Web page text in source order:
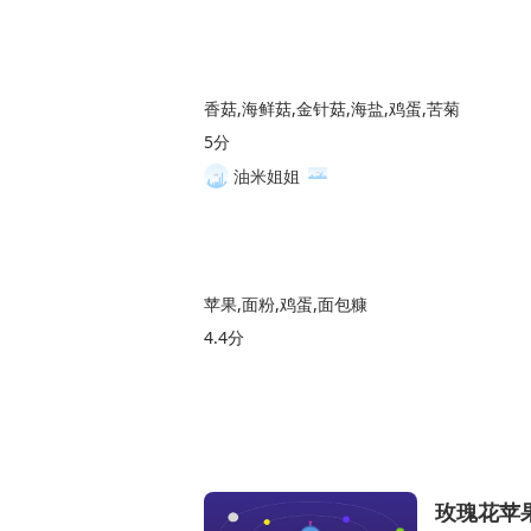
香菇,海鲜菇,金针菇,海盐,鸡蛋,苦菊
5分
油米姐姐
苹果,面粉,鸡蛋,面包糠
4.4分
玫瑰花苹